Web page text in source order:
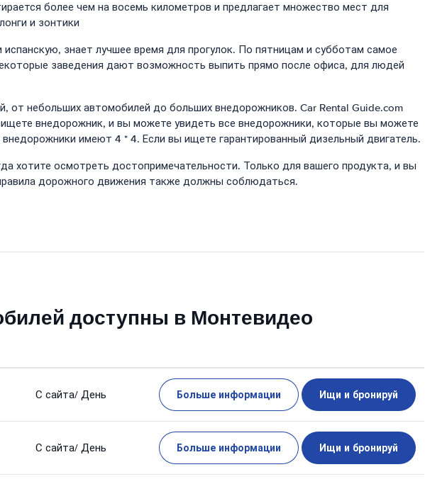
более чем на восемь километров и предлагает множество мест для
и зонтики
знает лучшее время для прогулок. По пятницам и субботам самое
заведения дают возможность выпить прямо после офиса, для людей
небольших автомобилей до больших внедорожников. Car Rental Guide.com
внедорожник, и вы можете увидеть все внедорожники, которые вы можете
имеют 4 * 4. Если вы ищете гарантированный дизельный двигатель.
хотите осмотреть достопримечательности. Только для вашего продукта, и вы
дорожного движения также должны соблюдаться.
доступны в Монтевидео
С сайта/ День Больше информации Ищи и бронируй
С сайта/ День Больше информации Ищи и бронируй